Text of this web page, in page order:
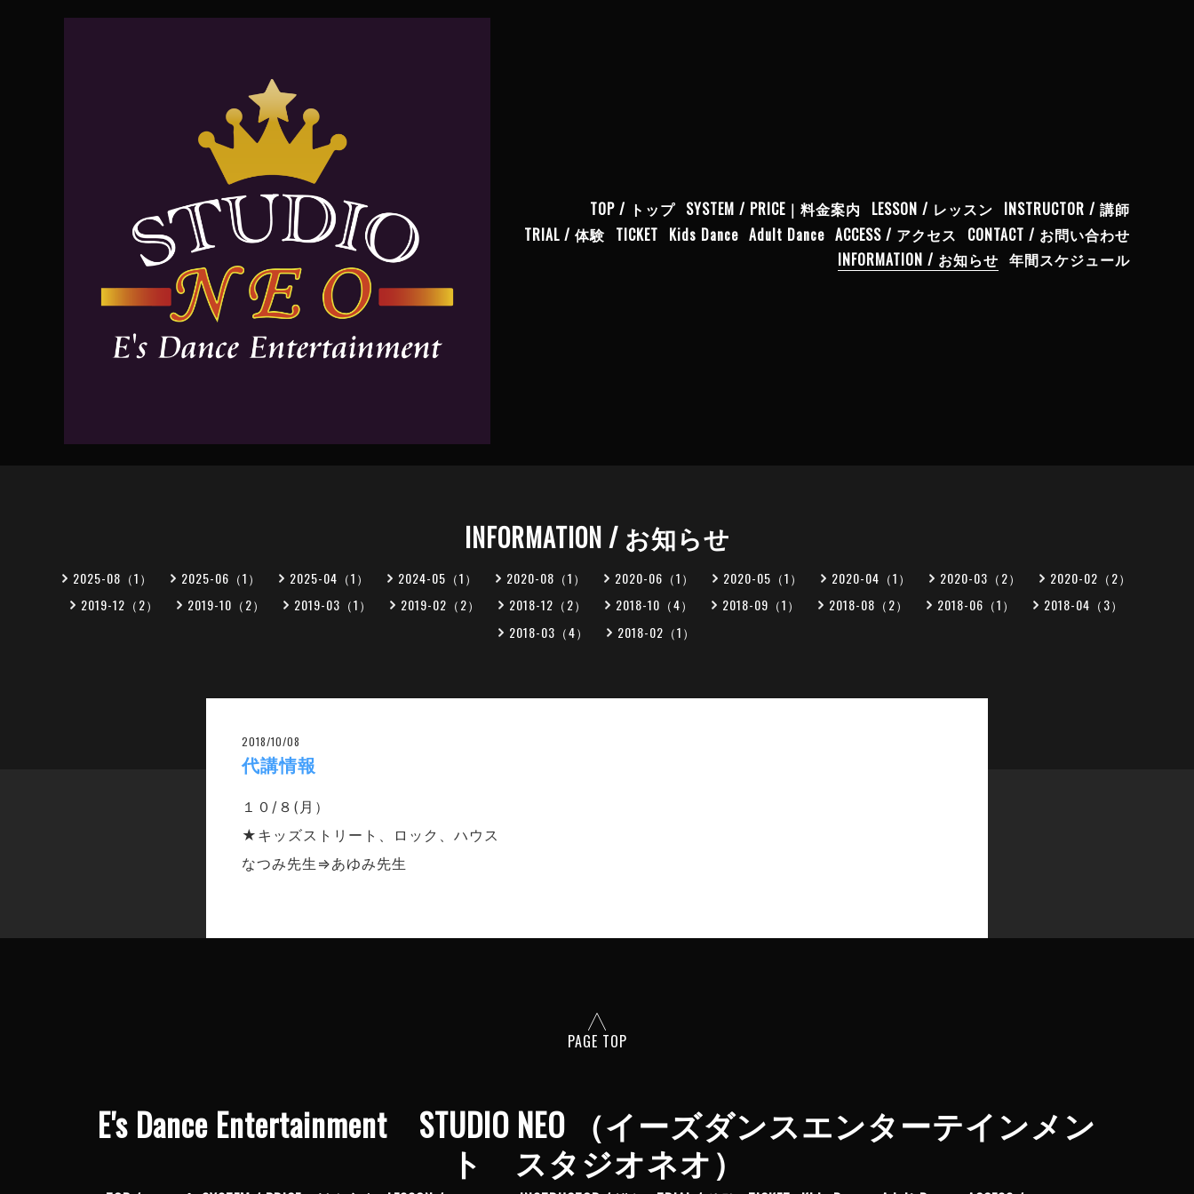
TOP / トップ SYSTEM / PRICE｜料金案内 LESSON / レッスン INSTRUCTOR / 講師
TRIAL / 体験 TICKET Kids Dance Adult Dance ACCESS / アクセス
CONTACT / お問い合わせ
INFORMATION / お知らせ 年間スケジュール
INFORMATION / お知らせ
2025-08（1） 2025-06（1） 2025-04（1） 2024-05（1） 2020-08（1） 2020-06（1） 2020-05（1） 2020-04（1） 2020-03（2）
2020-02（2）
2019-12（2）
2019-10（2） 2019-03（1） 2019-02（2） 2018-12（2） 2018-10（4） 2018-09（1） 2018-08（2） 2018-06（1）
2018-04（3）
2018-03（4）
2018-02（1）
2018/10/08
代講情報
１０/８(月）
★キッズストリート、ロック、ハウス
なつみ先生⇒あゆみ先生
PAGE TOP
E's Dance Entertainment STUDIO NEO （イーズダンスエンターテインメン
ト スタジオネオ）